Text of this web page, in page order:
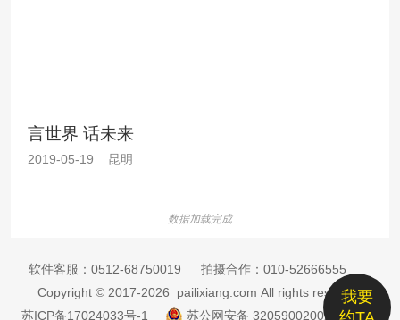
言世界 话未来
2019-05-19 昆明
数据加载完成
我要
软件客服： 0512-68750019 拍摄合作： 010-52666555
Copyright © 2017-2026 pailixiang.com All rights reserved
苏ICP备17024033号-1
苏公网安备 32059002002885号